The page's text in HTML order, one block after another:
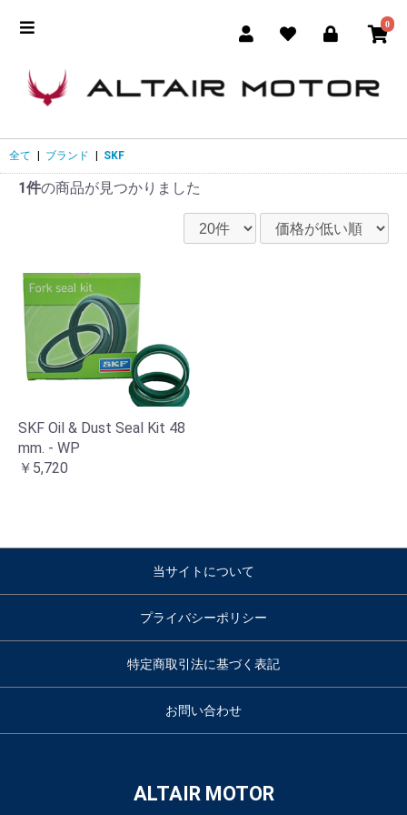
0
全て ブランド SKF
1件の商品が見つかりました
SKF Oil & Dust Seal Kit 48
mm. - WP
￥5,720
当サイトについて
プライバシーポリシー
特定商取引法に基づく表記
お問い合わせ
ALTAIR MOTOR